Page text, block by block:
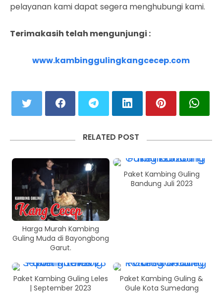
pelayanan kami dapat segera menghubungi kami.
Terimakasih telah mengunjungi :
www.kambinggulingkangcecep.com
RELATED POST
Harga Murah Kambing
Guling Muda di Bayongbong
Garut.
Paket Kambing Guling
Bandung Juli 2023
Paket Kambing Guling Leles
| September 2023
Paket Kambing Guling &
Gule Kota Sumedang